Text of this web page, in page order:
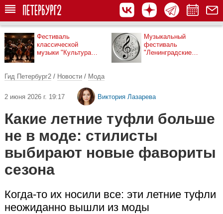
Фестиваль
классической
музыки "Культура
Музыкальный
фестиваль
"Ленинградские
Гид Петербург2 / Новости / Мода
2 июня 2026 г. 19:17 Виктория Лазарева
Какие летние туфли больше
не в моде: стилисты
выбирают новые фавориты
сезона
Когда-то их носили все: эти летние туфли
неожиданно вышли из моды